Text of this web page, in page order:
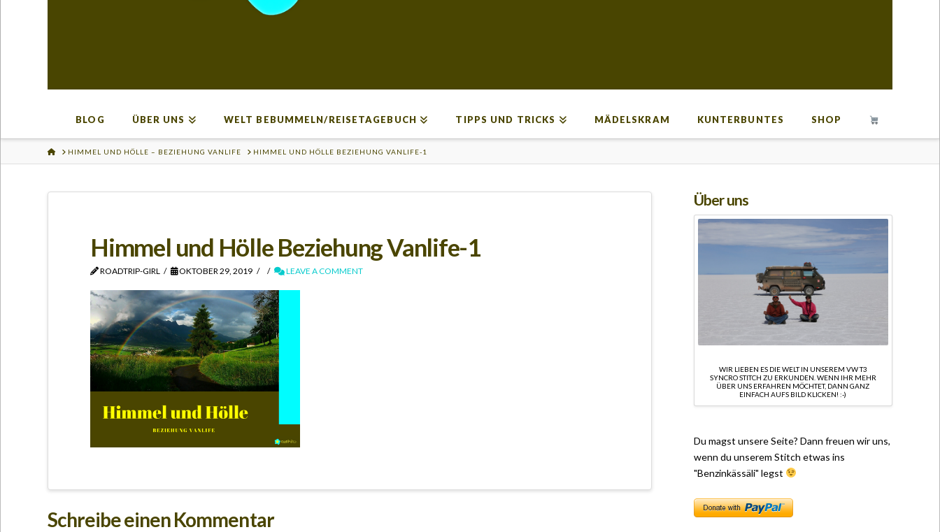
BLOG ÜBER UNS WELT BEBUMMELN/REISETAGEBUCH TIPPS UND TRICKS MÄDELSKRAM KUNTERBUNTES SHOP
HOMEHIMMEL UND HÖLLE – BEZIEHUNG VANLIFE HIMMEL UND HÖLLE BEZIEHUNG VANLIFE-1
Himmel und Hölle Beziehung Vanlife-1
ROADTRIP-GIRL OKTOBER 29, 2019 LEAVE A COMMENT
Schreibe einen Kommentar
Über uns
WIR LIEBEN ES DIE WELT IN UNSEREM VW T3
SYNCRO STITCH ZU ERKUNDEN. WENN IHR MEHR
ÜBER UNS ERFAHREN MÖCHTET, DANN GANZ
EINFACH AUFS BILD KLICKEN! :-)
Du magst unsere Seite? Dann freuen wir uns,
wenn du unserem Stitch etwas ins
"Benzinkässäli" legst